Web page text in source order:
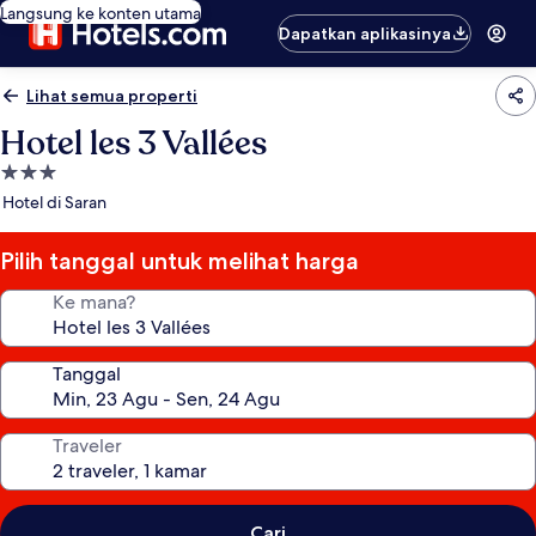
Langsung ke konten utama
Dapatkan aplikasinya
Lihat semua properti
Hotel les 3 Vallées
Properti
bintang
Hotel di Saran
Pilih tanggal untuk melihat harga
Ke mana?
Tanggal
Traveler